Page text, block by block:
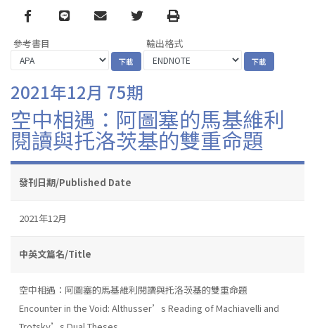
Facebook
line email TwitterPrint
參考書目 輸出格式
2021年12月 75期
空中相遇：阿圖塞的馬基維利
閱讀與托洛茨基的雙重命題
發刊日期/Published Date
2021年12月
中英文篇名/Title
空中相遇：阿圖塞的馬基維利閱讀與托洛茨基的雙重命題
Encounter in the Void: Althusser’s Reading of Machiavelli and